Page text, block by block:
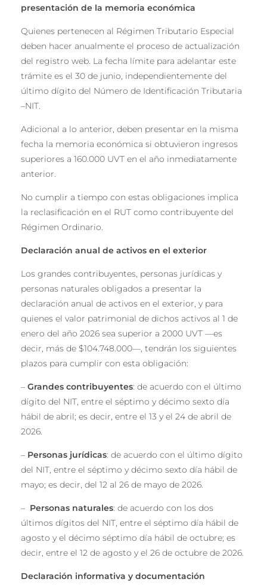
presentación de la memoria económica
Quienes pertenecen al Régimen Tributario Especial
deben hacer anualmente el proceso de actualización
del registro web. La fecha límite para adelantar este
trámite es el 30 de junio, independientemente del
último dígito del Número de Identificación Tributaria
–NIT.
Adicional a lo anterior, deben presentar en la misma
fecha la memoria económica si obtuvieron ingresos
superiores a 160.000 UVT en el año inmediatamente
anterior.
No cumplir a tiempo con estas obligaciones implica
la reclasificación en el RUT como contribuyente del
Régimen Ordinario.
Declaración anual de activos en el exterior
Los grandes contribuyentes, personas jurídicas y
personas naturales obligados a presentar la
declaración anual de activos en el exterior, y para
quienes el valor patrimonial de dichos activos al 1 de
enero del año 2026 sea superior a 2000 UVT —es
decir, más de $104.748.000—, tendrán los siguientes
plazos para cumplir con esta obligación:
– Grandes contribuyentes: de acuerdo con el último
dígito del NIT, entre el séptimo y décimo sexto día
hábil de abril; es decir, entre el 13 y el 24 de abril de
2026.
– Personas jurídicas: de acuerdo con el último dígito
del NIT, entre el séptimo y décimo sexto día hábil de
mayo; es decir, del 12 al 26 de mayo de 2026.
– Personas naturales: de acuerdo con los dos
últimos dígitos del NIT, entre el séptimo día hábil de
agosto y el décimo séptimo día hábil de octubre; es
decir, entre el 12 de agosto y el 26 de octubre de 2026.
Declaración informativa y documentación